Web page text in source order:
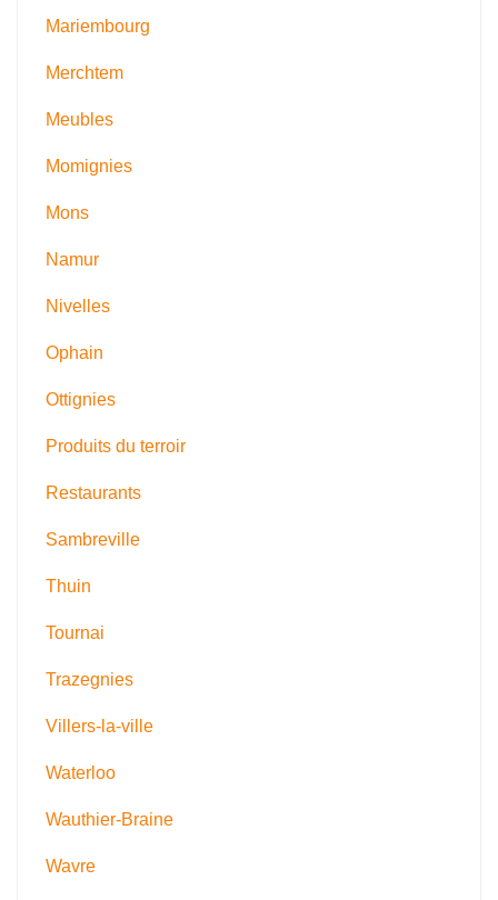
Mariembourg
Merchtem
Meubles
Momignies
Mons
Namur
Nivelles
Ophain
Ottignies
Produits du terroir
Restaurants
Sambreville
Thuin
Tournai
Trazegnies
Villers-la-ville
Waterloo
Wauthier-Braine
Wavre